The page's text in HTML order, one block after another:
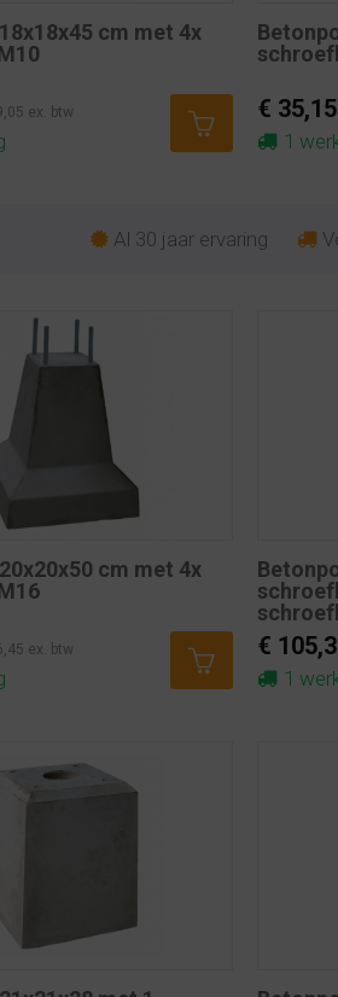
cm met 4x
ex. btw € 35,15
1
Al 30 jaar ervaring
cm met 4x
ex. btw €
1